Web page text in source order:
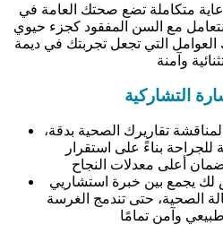
متكاملة تضع صحتك العامة في
مع السن المفقود كجزء حيوي
التي تجعل تجربتك في ديمة
تقاريرك الصحية بدقة،
للجراحة بناءً على استقرار
يجمع بين خبرة استشاريي
الصحية، حتى تندمج الغرسة